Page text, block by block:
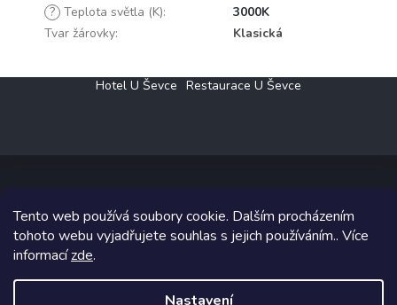
Tento web používá soubory cookie. Dalším procházením
tohoto webu vyjadřujete souhlas s jejich používáním.. Více
informacízde.
Nastavení
? Teplota světla (K):
3000K
Tvar žárovky: Klasická
Hotel U Ševce Restaurace U Ševce
Copyright 2026Elektro Klesný s.r.o.. Všechna práva vyhrazena.
Grafický návrh vytvořil a na Shoptet implementoval
Shoptetak.cz.